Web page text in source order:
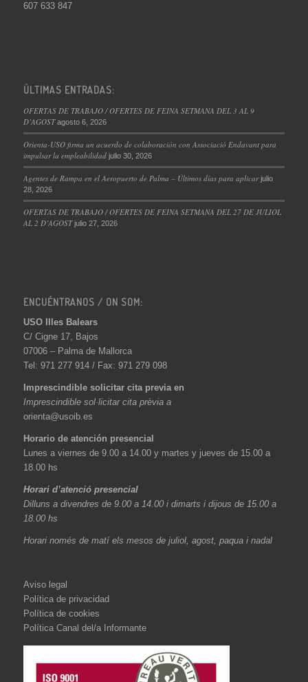
607 633 847
ÚLTIMAS ENTRADAS:
OFERTAS DE TRABAJO / OFERTES DE FEINA SETMANA DEL 3 AL 9
D’AGOST agosto 6, 2026
Orienta-USO firma un acuerdo de colaboración con Associació Endavant para
impulsar la empleabilidad julio 30, 2026
Agentes de Rampa en el Aeropuerto de Palma – Últimos días para aplicar julio
28, 2026
OFERTAS DE TRABAJO / OFERTES DE FEINA SETMANA DEL 27 DE JULIOL
AL 2 D’AGOST julio 27, 2026
ENCUÉNTRANOS / ON SOM:
USO Illes Balears
C/ Cigne 17, Bajos
07006 – Palma de Mallorca
Tel: 971 277 914 / Fax: 971 279 098
Imprescindible solicitar cita previa en
Imprescindible sol·licitar cita prèvia a
orienta@usoib.es
Horario de atención presencial
Lunes a viernes de 9.00 a 14.00 y martes y jueves de 15.00 a
18.00 hs
Horari d’atenció presencial
Dilluns a divendres de 9.00 a 14.00 i dimarts i dijous de 15.00 a
18.00 hs
Horari només de matí els mesos de juliol, agost, paqua i nadal
Aviso legal
Política de privacidad
Política de cookies
Política Canal del/a Informante